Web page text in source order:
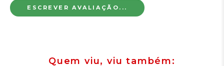
ESCREVER AVALIAÇÃO...
Quem viu, viu também